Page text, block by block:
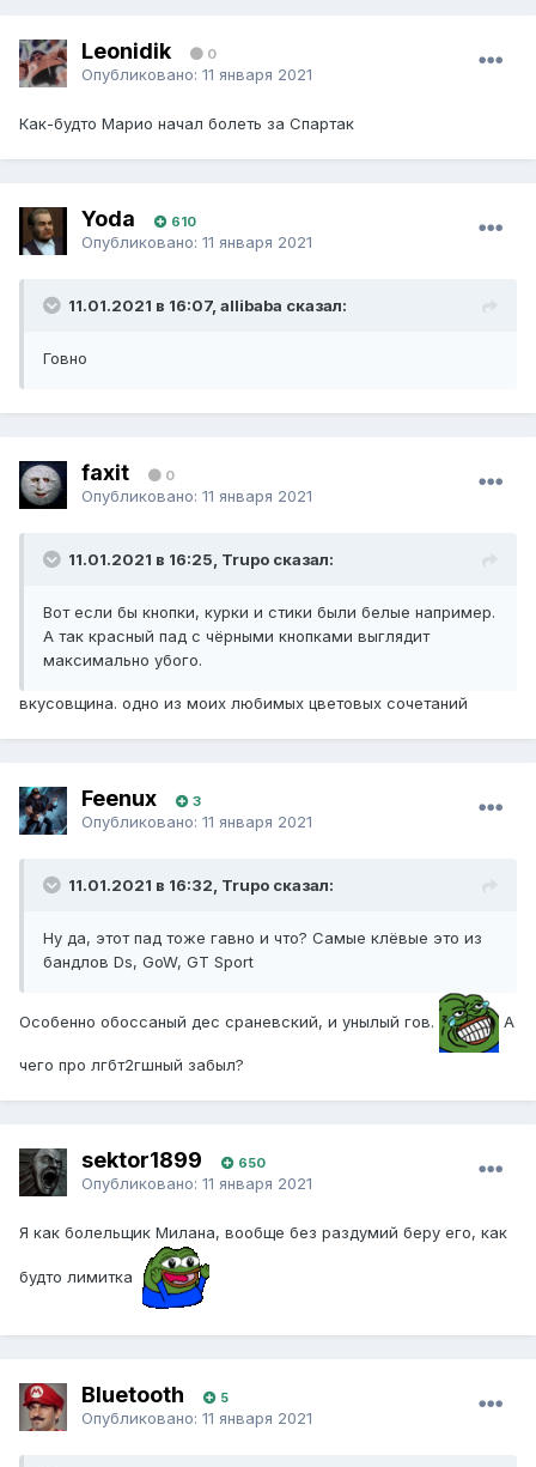
Leonidik 0
Опубликовано: 11 января 2021
Как-будто Марио начал болеть за Спартак
Yoda 610
Опубликовано: 11 января 2021
11.01.2021 в 16:07, allibaba сказал:
Говно
faxit 0
Опубликовано: 11 января 2021
11.01.2021 в 16:25, Trupo сказал:
Вот если бы кнопки, курки и стики были белые например.
А так красный пад с чёрными кнопками выглядит
максимально убого.
вкусовщина. одно из моих любимых цветовых сочетаний
Feenux 3
Опубликовано: 11 января 2021
11.01.2021 в 16:32, Trupo сказал:
Ну да, этот пад тоже гавно и что? Самые клёвые это из
бандлов Ds, GoW, GT Sport
Особенно обоссаный дес сраневский, и унылый гов. А
чего про лгбт2гшный забыл?
sektor1899 650
Опубликовано: 11 января 2021
Я как болельщик Милана, вообще без раздумий беру его, как
будто лимитка
Bluetooth 5
Опубликовано: 11 января 2021